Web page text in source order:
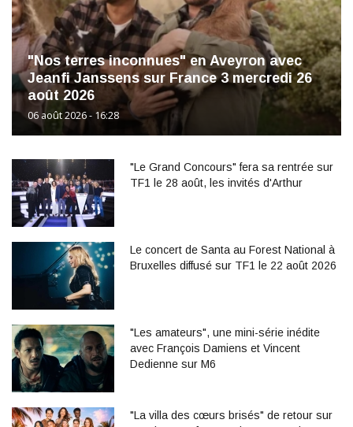
"Nos terres inconnues" en Aveyron avec
Jeanfi Janssens sur France 3 mercredi 26
août 2026
06 août 2026 - 16:28
"Le Grand Concours" fera sa rentrée sur
TF1 le 28 août, les invités d'Arthur
Le concert de Santa au Forest National à
Bruxelles diffusé sur TF1 le 22 août 2026
"Les amateurs", une mini-série inédite
avec François Damiens et Vincent
Dedienne sur M6
"La villa des cœurs brisés" de retour sur